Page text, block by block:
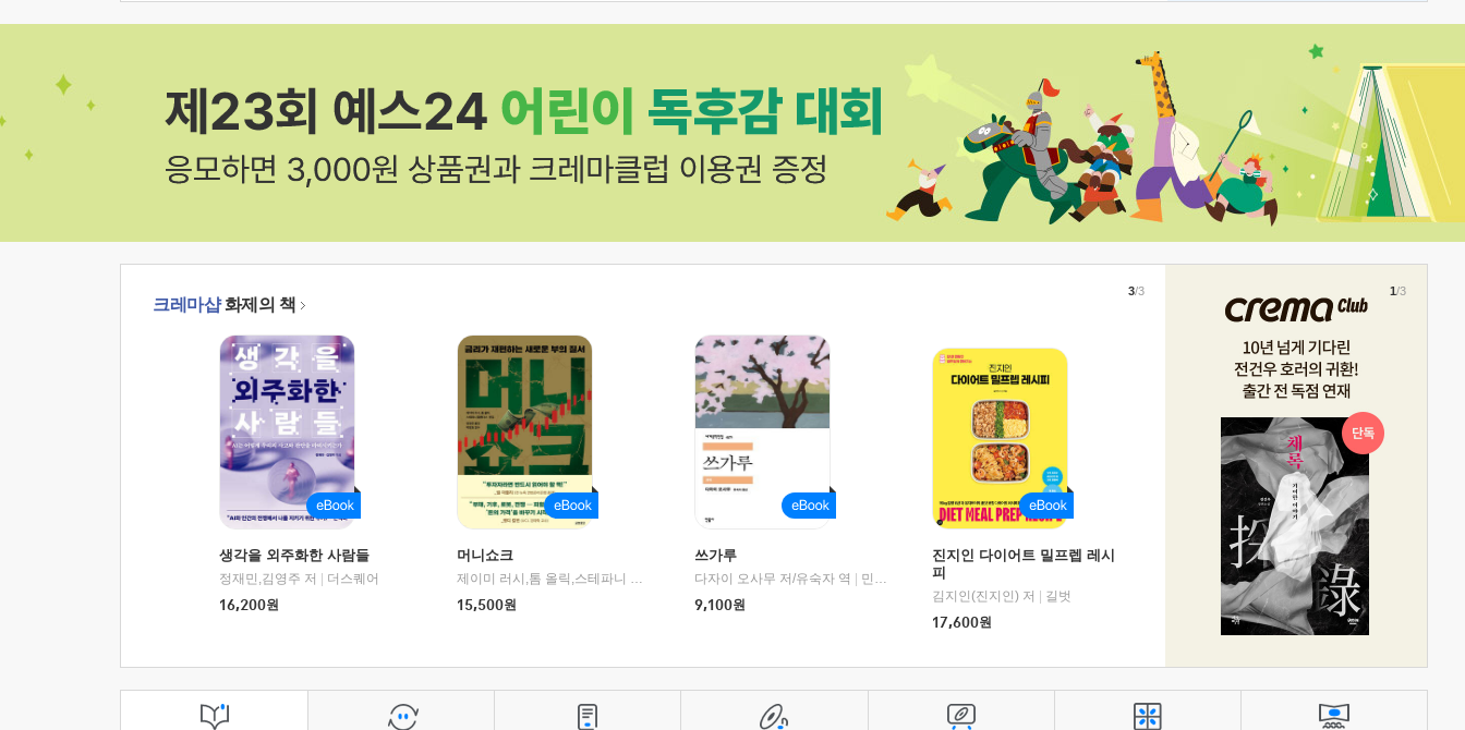
크레마샵화제의 책
생각을 외주화한 사람들
정재민,김영주 저
더스퀘어
16,200원
머니쇼크
제이미 러시,톰 올릭,스테파니 플랜더스 편저/임경은 역/박정호 감수 |
교보문고
15,500원
쓰가루
다자이 오사무 저/유숙자 역
민음사
9,100원
진지인 다이어트 밀프렙 레시
피
김지인(진지인) 저
길벗
17,600원
3/3 1/3